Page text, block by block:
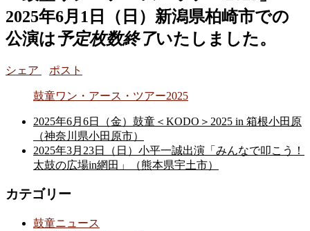
2025年6月1日（日）新潟県柏崎市での
公演は予定枚数終了いたしました。
シェア ポスト
鼓童ワン・アース・ツアー2025
2025年6月6日（金）鼓童＜KODO＞2025 in 箱根小田原
（神奈川県小田原市）
2025年3月23日（日）小平一誠出演「みんなで叩こう！
太鼓の広場in網田」（熊本県宇土市）
カテゴリー
鼓童ニュース